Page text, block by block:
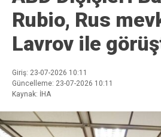
Rubio, Rus
Lavrov ile
Giriş: 23-07-2026 10:11
Güncelleme: 23-07-2026 10:11
Kaynak: İHA